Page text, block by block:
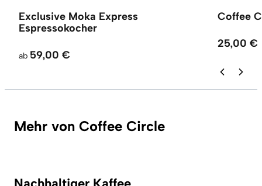
Exclusive Moka Express
Espressokocher
ab 59,00 €
Coffee
25,00 €
Mehr von Coffee Circle